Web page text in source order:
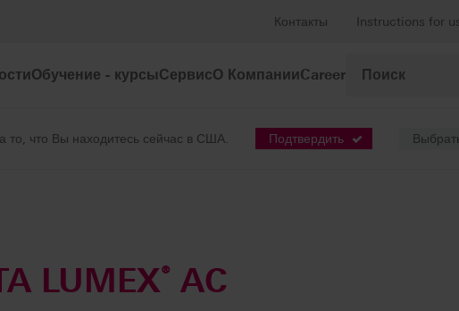
Контакты Instructions for
Обучение - курсыСервисО КомпанииCareer
то, что Вы находитесь сейчас в США. Подтвердить
LUMEX® AC